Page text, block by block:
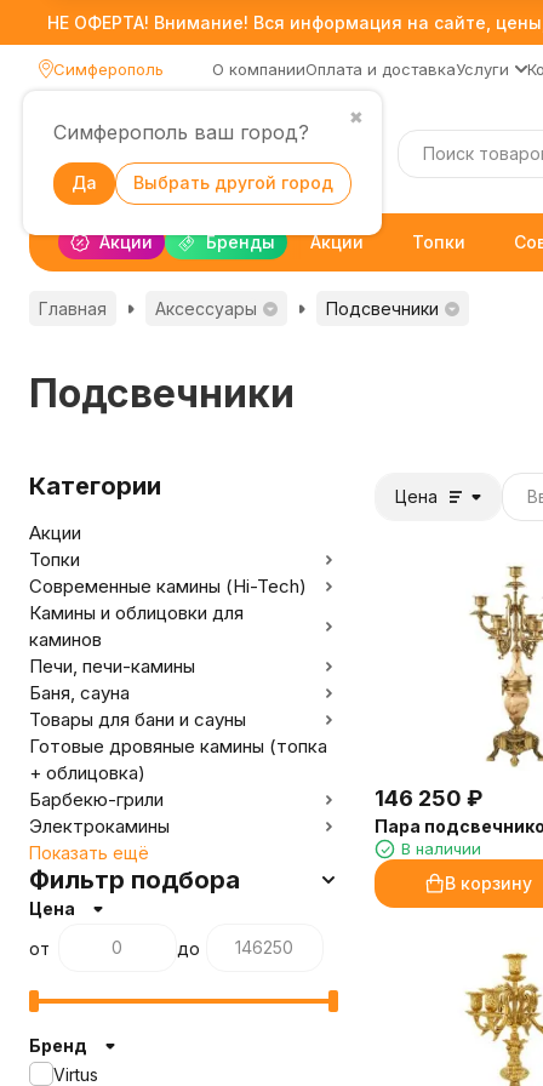
НЕ ОФЕРТА! Внимание! Вся информация на сайте,
Симферополь
✖
Симферополь ваш город?
Да Выбрать другой город
О компанииОплата и доставкаУслуги
Акции Бренды Акции Топки
Главная Аксессуары Подсвечники
Подсвечники
Цена
146 250 ₽
Пара
В наличии
В корзину
Категории
Акции
Топки
Современные камины (Hi-Tech)
Камины и облицовки для
каминов
Печи, печи-камины
Баня, сауна
Товары для бани и сауны
Готовые дровяные камины (топка
+ облицовка)
Барбекю-грили
Электрокамины
Показать ещё
Фильтр подбора
Цена
от
до
Бренд
Virtus